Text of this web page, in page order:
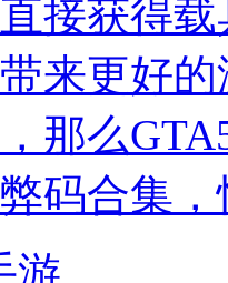
接获得
来更好
那么
码合集